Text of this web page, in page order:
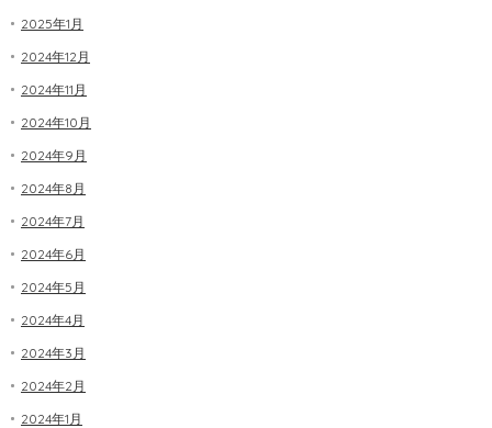
2025年1月
2024年12月
2024年11月
2024年10月
2024年9月
2024年8月
2024年7月
2024年6月
2024年5月
2024年4月
2024年3月
2024年2月
2024年1月